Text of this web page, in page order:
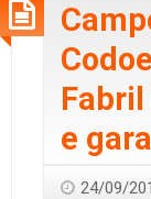
e
24/09/